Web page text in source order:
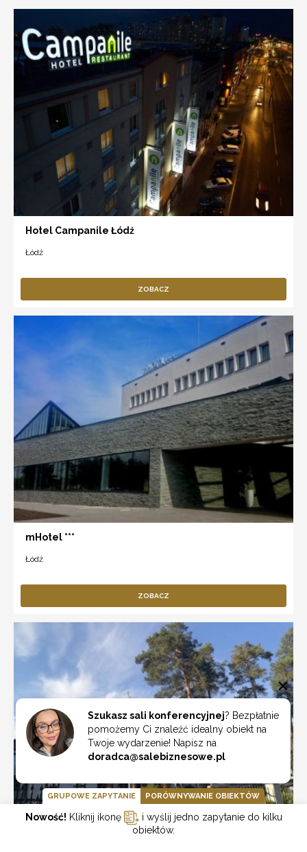
Hotel Campanile Łódź
Łódź
ZOBACZ
mHotel ***
Łódź
ZOBACZ
Szukasz sali konferencyjnej? Bezpłatnie
pomożemy Ci znaleźć idealny obiekt na
Twoje wydarzenie! Napisz na
doradca@salebiznesowe.pl
GRUPOWE ZAPYTANIE PORÓWNYWANIE OBIEKTÓW
Nowość! Kliknij ikonę
i wyślij jedno zapytanie do kilku
obiektów.